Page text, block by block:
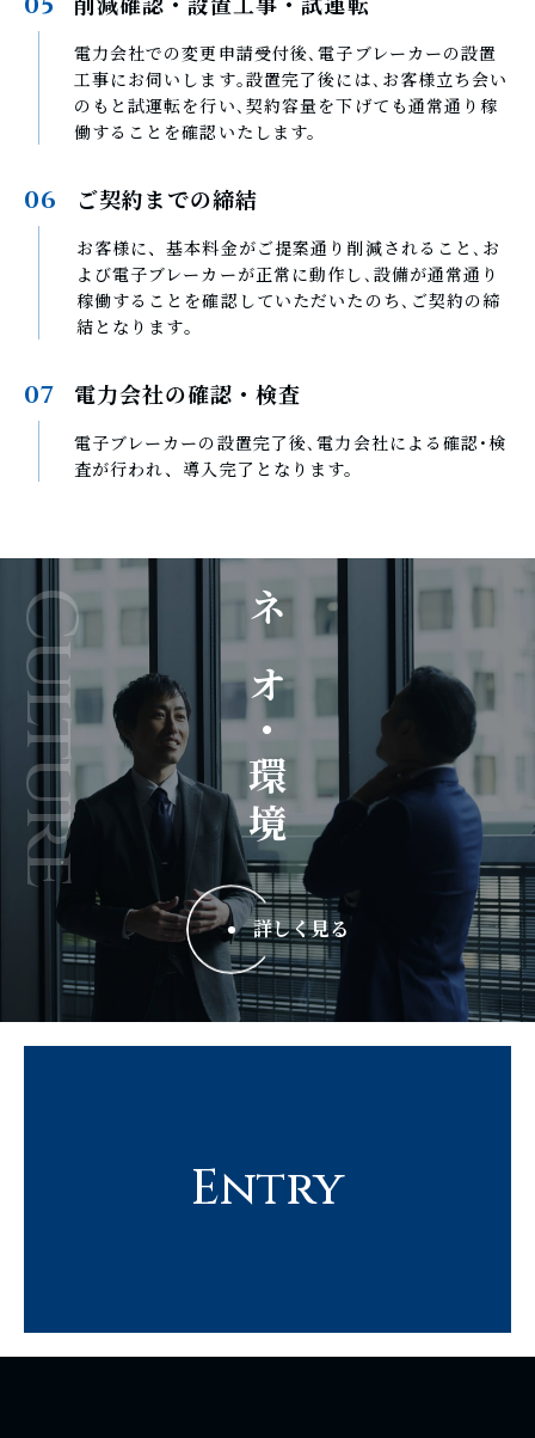
電力会社での変更申請受付後､電子ブレーカーの設置
工事にお伺いします｡設置完了後には､お客様立ち会い
のもと試運転を行い､契約容量を下げても通常通り稼
働することを確認いたします。
06 ご契約までの締結
お客様に、基本料金がご提案通り削減されること､お
よび電子ブレーカーが正常に動作し､設備が通常通り
稼働することを確認していただいたのち､ご契約の締
結となります｡
07 電力会社の確認・検査
電子ブレーカーの設置完了後､電力会社による確認･検
査が行われ、導入完了となります。
Culture ネオ・環境
詳しく見る
Entry